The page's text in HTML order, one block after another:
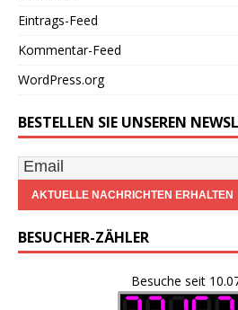
Eintrags-Feed
Kommentar-Feed
WordPress.org
BESTELLEN SIE UNSEREN
BESUCHER-ZÄHLER
Besuche seit